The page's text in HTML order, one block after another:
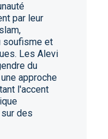
par leur
soufisme et
Les Alevi
du
approche
l'accent
des